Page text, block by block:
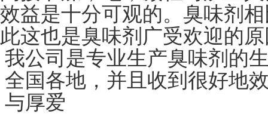
效益是十分可观的。臭味剂
此这也是臭味剂广受欢迎的
我公司是专业生产臭味剂的
全国各地，并且收到很好地
与厚爱